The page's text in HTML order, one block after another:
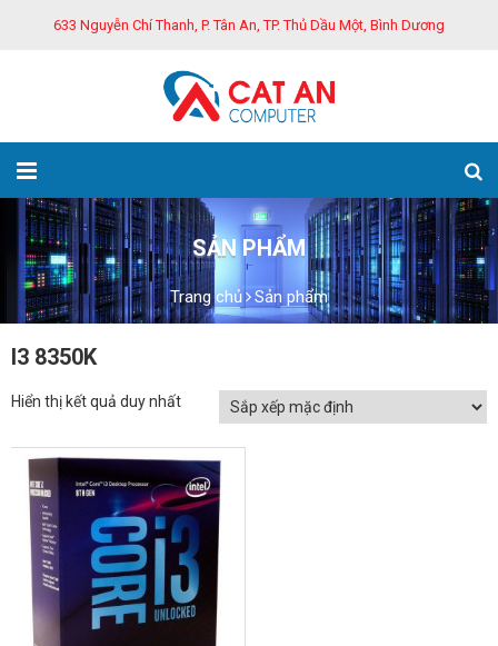
633 Nguyễn Chí Thanh, P. Tân An, TP. Thủ Dầu Một, Bình Dương
SẢN PHẨM
Trang chủ Sản phẩm
I3 8350K
Hiển thị kết quả duy nhất